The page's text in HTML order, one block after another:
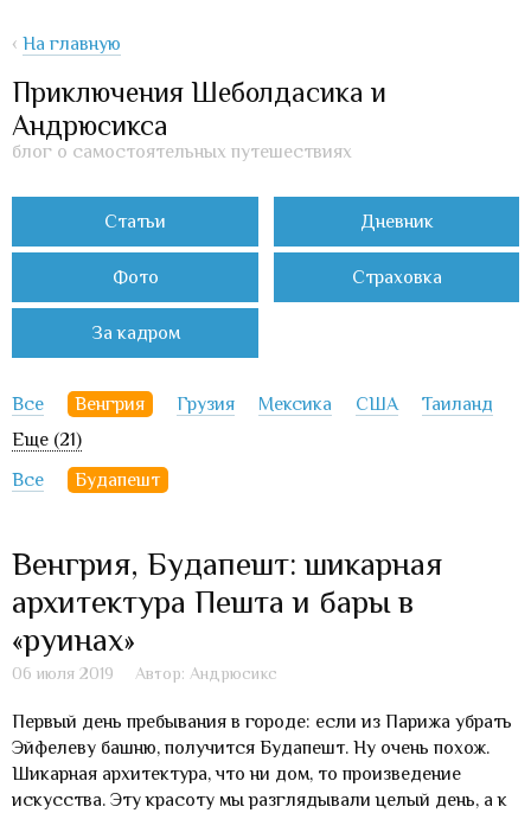
‹ На главную
Приключения Шеболдасика и
Андрюсикса
блог о самостоятельных путешествиях
Статьи Дневник
Фото Страховка
За кадром
Все Венгрия Грузия Мексика США
Таиланд
Еще (21)
Все
Будапешт
Венгрия, Будапешт: шикарная
архитектура Пешта и бары в
«руинах»
06 июля 2019 Автор: Андрюсикс
Первый день пребывания в городе: если из Парижа убрать
Эйфелеву башню, получится Будапешт. Ну очень похож.
Шикарная архитектура, что ни дом, то произведение
искусства. Эту красоту мы разглядывали целый день, а к